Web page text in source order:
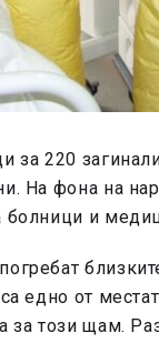
за 220
На фона на
и
едно от
този щам.